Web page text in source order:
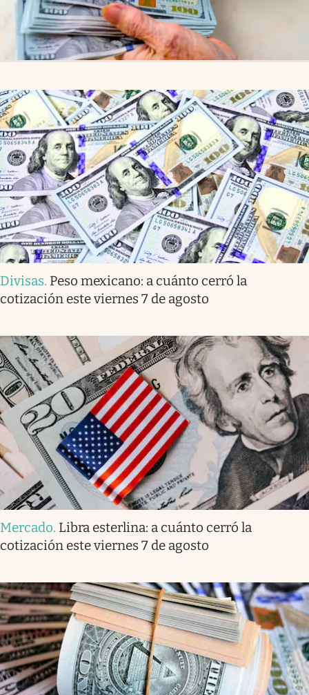
Divisas. Peso mexicano: a cuánto cerró la
cotización este viernes 7 de agosto
Mercado. Libra esterlina: a cuánto cerró la
cotización este viernes 7 de agosto